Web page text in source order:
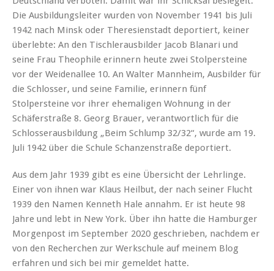
Die Ausbildungsleiter wurden von November 1941 bis Juli
1942 nach Minsk oder Theresienstadt deportiert, keiner
überlebte: An den Tischlerausbilder Jacob Blanari und
seine Frau Theophile erinnern heute zwei Stolpersteine
vor der Weidenallee 10. An Walter Mannheim, Ausbilder für
die Schlosser, und seine Familie, erinnern fünf
Stolpersteine vor ihrer ehemaligen Wohnung in der
Schäferstraße 8. Georg Brauer, verantwortlich für die
Schlosserausbildung „Beim Schlump 32/32“, wurde am 19.
Juli 1942 über die Schule Schanzenstraße deportiert.
Aus dem Jahr 1939 gibt es eine Übersicht der Lehrlinge.
Einer von ihnen war Klaus Heilbut, der nach seiner Flucht
1939 den Namen Kenneth Hale annahm. Er ist heute 98
Jahre und lebt in New York. Über ihn hatte die Hamburger
Morgenpost im September 2020 geschrieben, nachdem er
von den Recherchen zur Werkschule auf meinem Blog
erfahren und sich bei mir gemeldet hatte.